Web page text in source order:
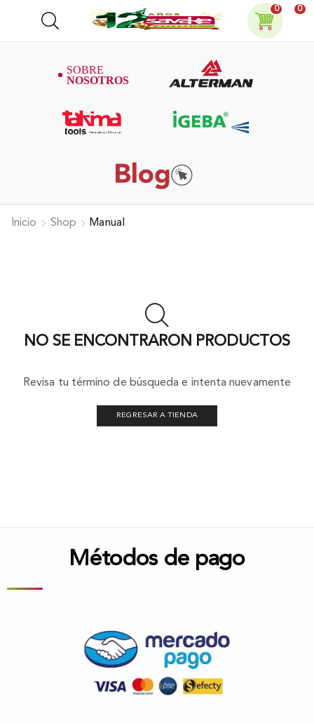
0 0
Inicio Shop Manual
NO SE ENCONTRARON PRODUCTOS
Revisa tu término de búsqueda e intenta nuevamente
REGRESAR A TIENDA
Métodos de pago